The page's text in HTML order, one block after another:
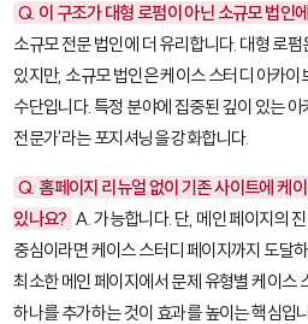
Q. 이 구조가 대형 로펌이 아닌 소규모 법인
소규모 전문 법인에 더 유리합니다. 대형 로
있지만, 소규모 법인은 케이스 스터디 아카
수단입니다. 특정 분야에 집중된 깊이 있는
전문가'라는 포지셔닝을 강화합니다.
Q. 홈페이지 리뉴얼 없이 기존 사이트에 케
있나요? A. 가능합니다. 단, 메인 페이지의
중심이라면 케이스 스터디 페이지까지 도달
최소한 메인 페이지에서 문제 유형별 케이스
하나를 추가하는 것이 효과를 높이는 핵심입